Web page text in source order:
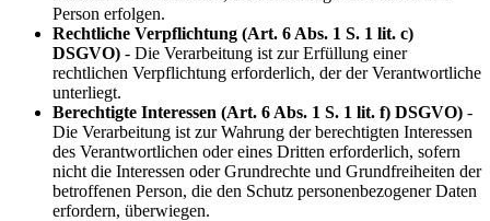
Person erfolgen.
Rechtliche Verpflichtung (Art. 6 Abs. 1 S. 1 lit. c)
DSGVO) - Die Verarbeitung ist zur Erfüllung einer
rechtlichen Verpflichtung erforderlich, der der Verantwortliche
unterliegt.
Berechtigte Interessen (Art. 6 Abs. 1 S. 1 lit. f) DSGVO) -
Die Verarbeitung ist zur Wahrung der berechtigten Interessen
des Verantwortlichen oder eines Dritten erforderlich, sofern
nicht die Interessen oder Grundrechte und Grundfreiheiten der
betroffenen Person, die den Schutz personenbezogener Daten
erfordern, überwiegen.